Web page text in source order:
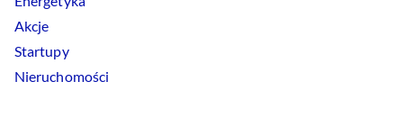
Akcje
Startupy
Nieruchomości